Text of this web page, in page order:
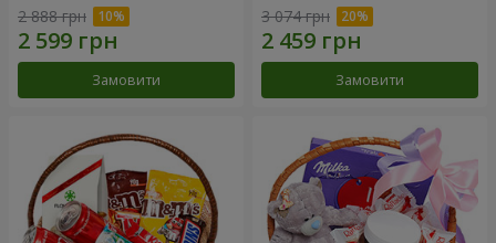
2 888 грн
Замовити
3 074 грн
Замовити